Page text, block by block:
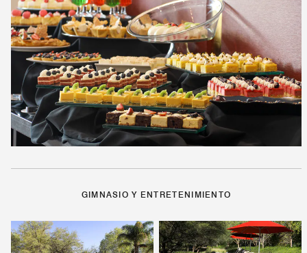
GIMNASIO Y ENTRETENIMIENTO